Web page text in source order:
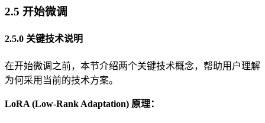
2.5 开始微调
2.5.0 关键技术说明
在开始微调之前，本节介绍两个关键技术概念，帮助用户理解
为何采用当前的技术方案。
LoRA (Low-Rank Adaptation) 原理：